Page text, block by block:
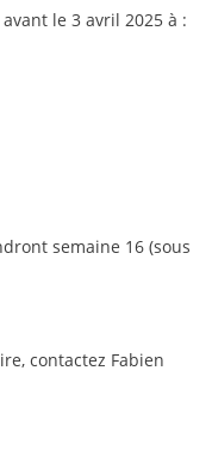
le 3 avril 2025 à :
semaine 16 (sous
contactez Fabien